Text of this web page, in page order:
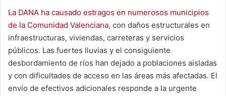
La DANA ha causado estragos en numerosos municipios
de la Comunidad Valenciana, con daños estructurales en
infraestructuras, viviendas, carreteras y servicios
públicos. Las fuertes lluvias y el consiguiente
desbordamiento de ríos han dejado a poblaciones aisladas
y con dificultades de acceso en las áreas más afectadas. El
envío de efectivos adicionales responde a la urgente